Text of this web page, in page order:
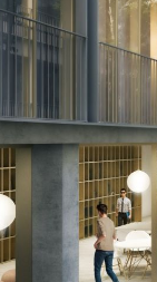
de l'Université
2026